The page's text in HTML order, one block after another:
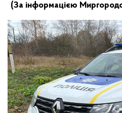
(За інформацією